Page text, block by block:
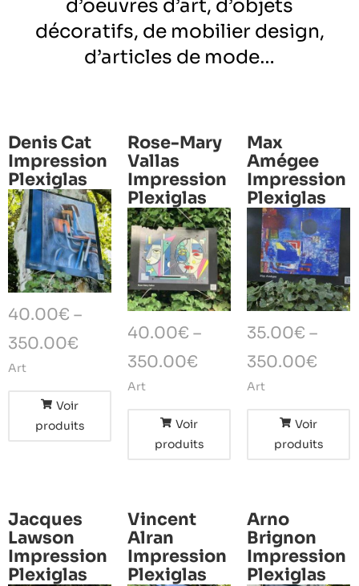
d’oeuvres d’art, d’objets
décoratifs, de mobilier design,
d’articles de mode…
Denis Cat
Impression
Plexiglas
40.00€ –
350.00€
Art
Voir
produits
Rose-Mary
Vallas
Impression
Plexiglas
40.00€ –
350.00€
Art
Voir
produits
Max
Amégee
Impression
Plexiglas
35.00€ –
350.00€
Art
Voir
produits
Jacques
Lawson
Impression
Plexiglas
Vincent
Alran
Impression
Plexiglas
Arno
Brignon
Impression
Plexiglas